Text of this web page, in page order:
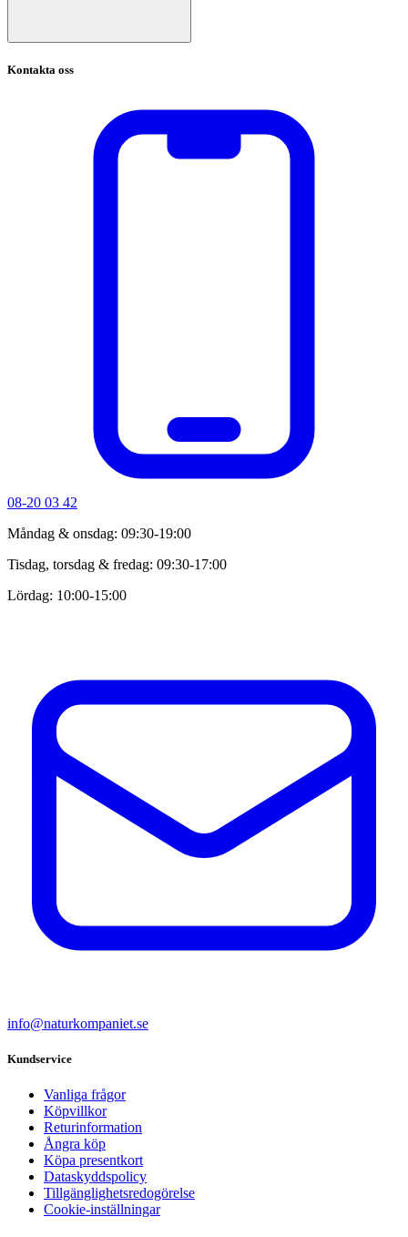
Kontakta oss
08-20 03 42
Måndag & onsdag: 09:30-19:00
Tisdag, torsdag & fredag: 09:30-17:00
Lördag: 10:00-15:00
info@naturkompaniet.se
Kundservice
Vanliga frågor
Köpvillkor
Returinformation
Ångra köp
Köpa presentkort
Dataskyddspolicy
Tillgänglighetsredogörelse
Cookie-inställningar